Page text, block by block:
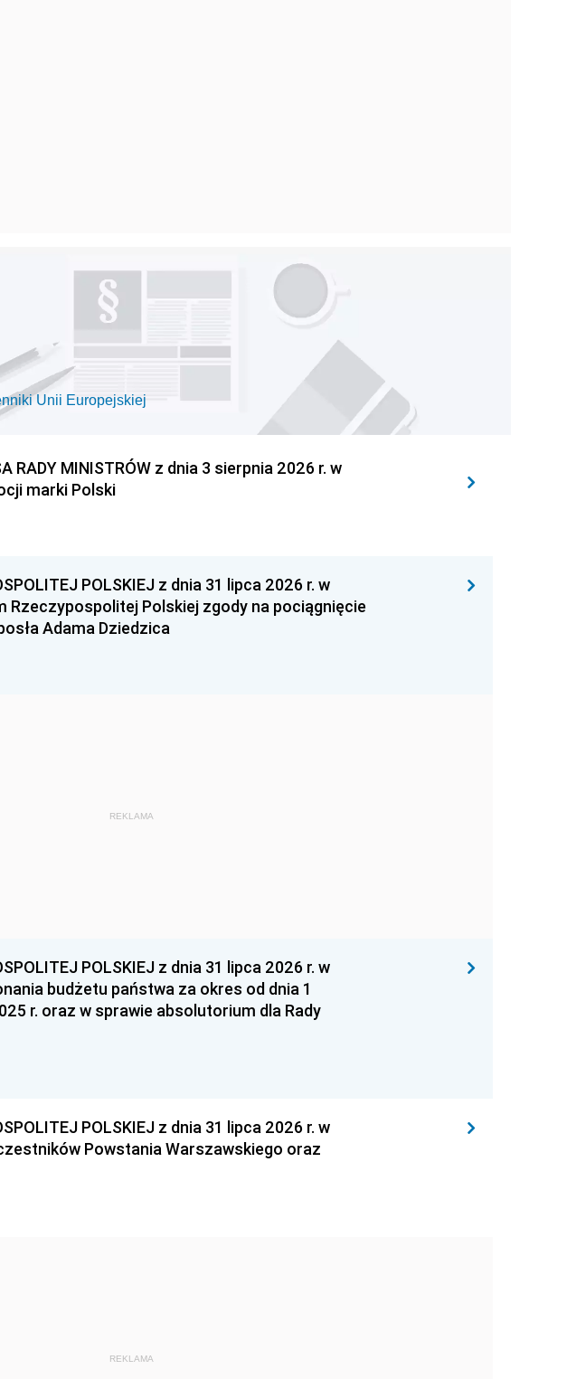
Unii Europejskiej
RADY MINISTRÓW z dnia 3 sierpnia 2026 r. w
marki Polski
POLSKIEJ z dnia 31 lipca 2026 r. w
Rzeczypospolitej Polskiej zgody na pociągnięcie
Adama Dziedzica
REKLAMA
POLSKIEJ z dnia 31 lipca 2026 r. w
budżetu państwa za okres od dnia 1
r. oraz w sprawie absolutorium dla Rady
POLSKIEJ z dnia 31 lipca 2026 r. w
Powstania Warszawskiego oraz
REKLAMA